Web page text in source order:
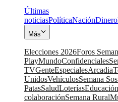
Últimas
noticiasPolíticaNaciónDinero
Más
Elecciones 2026Foros
PlayMundoConfidenciales
TVGenteEspecialesArcadia
UnidosVehículosSemana
PatasSaludLoteríasEducación
colaboraciónSemana Rural